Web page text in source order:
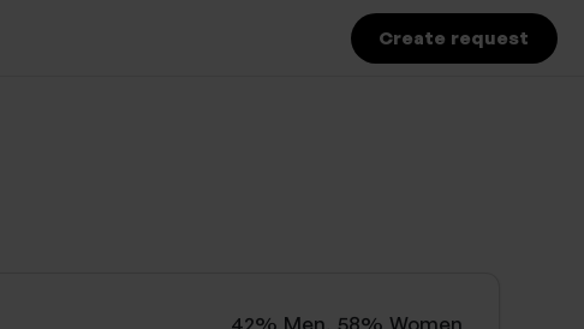
Create request
42% Men, 58% Women